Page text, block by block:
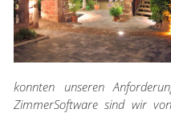
konnten unseren
ZimmerSoftware sind wir